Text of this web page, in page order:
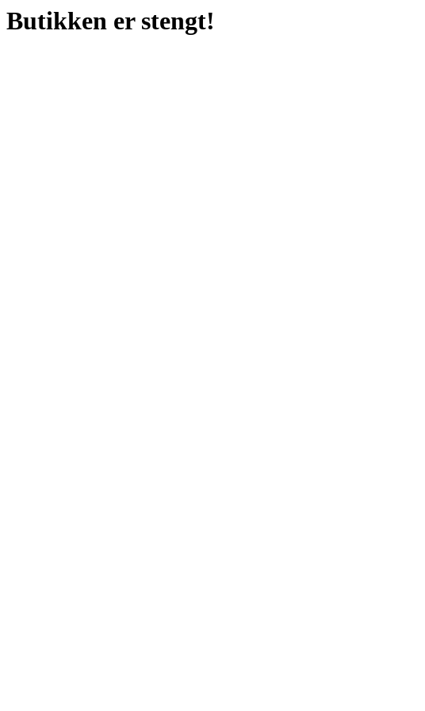
Butikken er stengt!